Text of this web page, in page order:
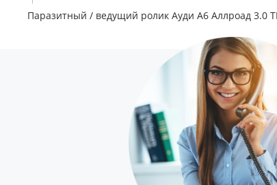
Паразитный / ведущий ролик Ауди А6 Аллроад 3.0